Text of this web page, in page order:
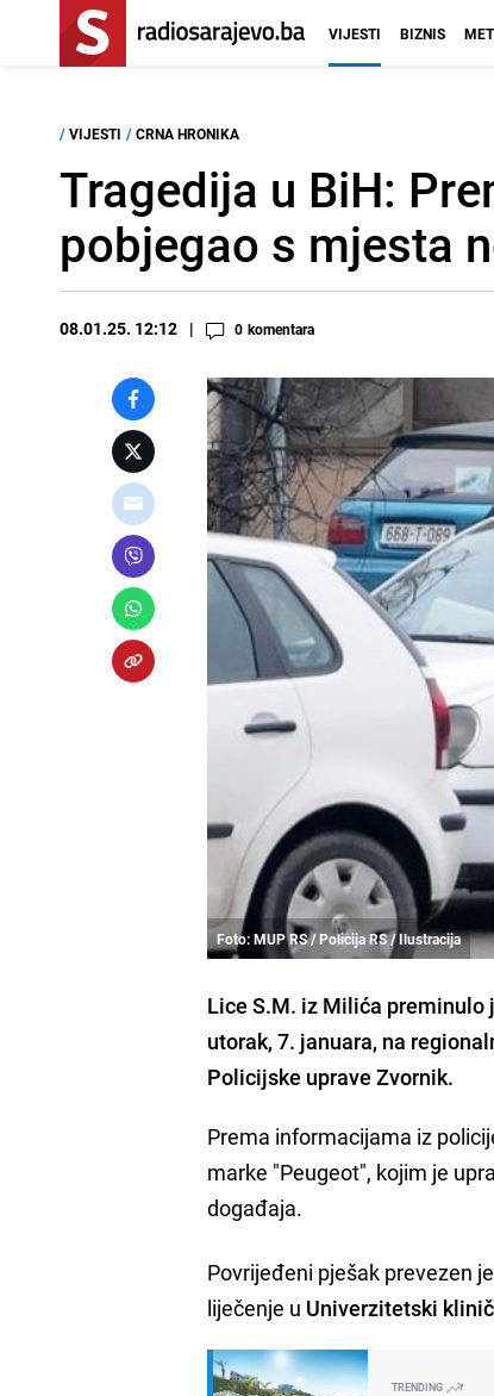
VIJESTI BIZNIS
/ VIJESTI / CRNA HRONIKA
Tragedija u BiH:
pobjegao s mjesta
08.01.25. 12:12 0 komentara
Foto: MUP RS / Policija RS / Ilustracija
Lice S.M. iz Milića preminulo
utorak, 7. januara, na
Policijske uprave Zvornik.
Prema informacijama iz
marke "Peugeot", kojim je
događaja.
Povrijeđeni pješak prevezen
liječenje u Univerzitetski
TRENDING